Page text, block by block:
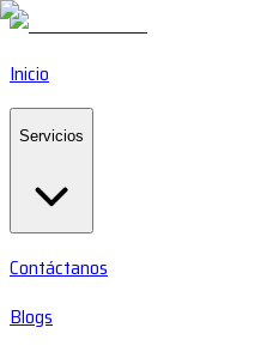
Inicio
Servicios
Contáctanos
Blogs